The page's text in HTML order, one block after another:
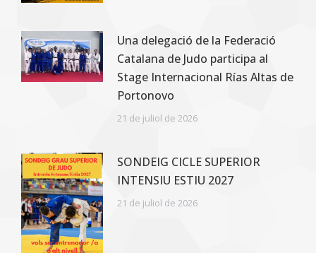
Una delegació de la Federació
Catalana de Judo participa al
Stage Internacional Rías Altas de
Portonovo
21 de juliol de 2026
SONDEIG CICLE SUPERIOR
INTENSIU ESTIU 2027
21 de juliol de 2026